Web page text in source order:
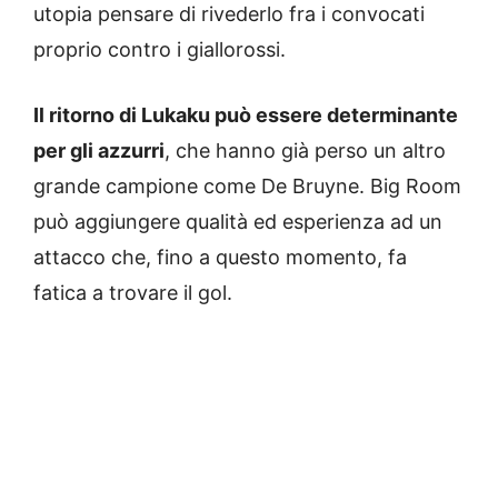
utopia pensare di rivederlo fra i convocati
proprio contro i giallorossi.
Il ritorno di Lukaku può essere determinante
per gli azzurri, che hanno già perso un altro
grande campione come De Bruyne. Big Room
può aggiungere qualità ed esperienza ad un
attacco che, fino a questo momento, fa
fatica a trovare il gol.